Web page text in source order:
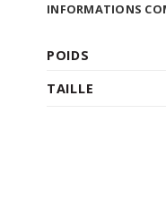
INFORMATIONS
POIDS
TAILLE